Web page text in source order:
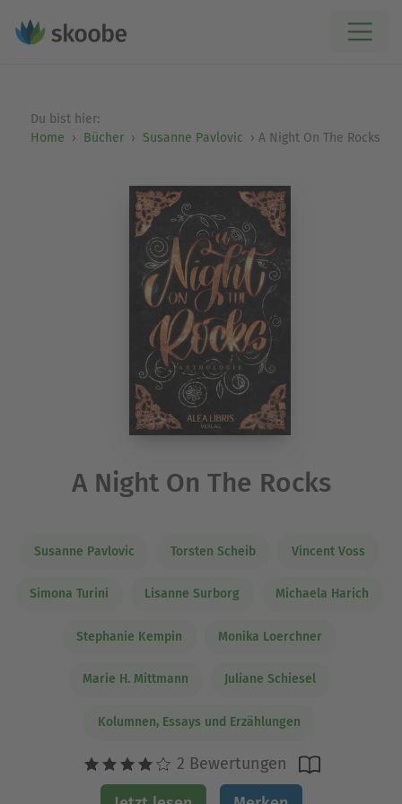
Du bist hier:
Home
Bücher Susanne Pavlovic A Night On The Rocks
A Night On The Rocks
Susanne Pavlovic Torsten Scheib Vincent Voss
Simona Turini Lisanne Surborg Michaela Harich
Stephanie Kempin Monika Loerchner
Marie H. Mittmann Juliane Schiesel
Kolumnen, Essays und Erzählungen
2 Bewertungen